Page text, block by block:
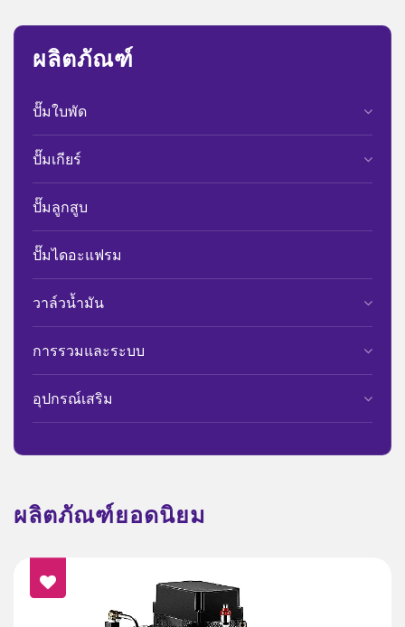
ผลิตภัณฑ์
ปั๊มใบพัด
ปั๊มเกียร์
ปั๊มลูกสูบ
ปั๊มไดอะแฟรม
วาล์วน้ำมัน
การรวมและระบบ
อุปกรณ์เสริม
ผลิตภัณฑ์ยอดนิยม